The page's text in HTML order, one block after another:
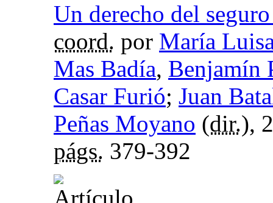
Un derecho del
coord. por María
Mas Badía, Benjamín
Casar Furió; Juan
Peñas Moyano (dir.),
págs. 379-392